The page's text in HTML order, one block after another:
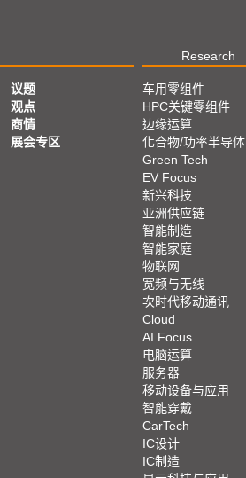
Research
议题
观点
商情
展会专区
车用零组件
HPC关键零组件
边缘运算
化合物/功率半导体
Green Tech
EV Focus
新兴科技
亚洲供应链
智能制造
智能家庭
物联网
宽频与无线
次时代移动通讯
Cloud
AI Focus
电脑运算
服务器
移动设备与应用
智能穿戴
CarTech
IC设计
IC制造